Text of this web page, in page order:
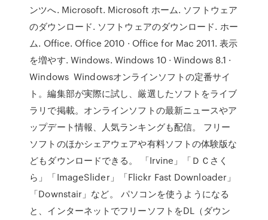
ンツへ. Microsoft. Microsoft ホーム. ソフトウェア
のダウンロード. ソフトウェアのダウンロード. ホー
ム. Office. Office 2010 · Office for Mac 2011. 表示
を増やす. Windows. Windows 10 · Windows 8.1 ·
Windows Windowsオンラインソフトの定番サイ
ト。編集部が実際に試し、厳選したソフトをライブ
ラリで掲載。オンラインソフトの最新ニュースやア
ップデート情報、人気ランキングも配信。 フリー
ソフトのほかシェアウェアや有料ソフトの体験版な
どもダウンロードできる。 「Irvine」「ＤＣさく
ら」「ImageSlider」「Flickr Fast Downloader」
「Downstair」など。 パソコンを使うようになる
と、インターネットでフリーソフトをDL（ダウン